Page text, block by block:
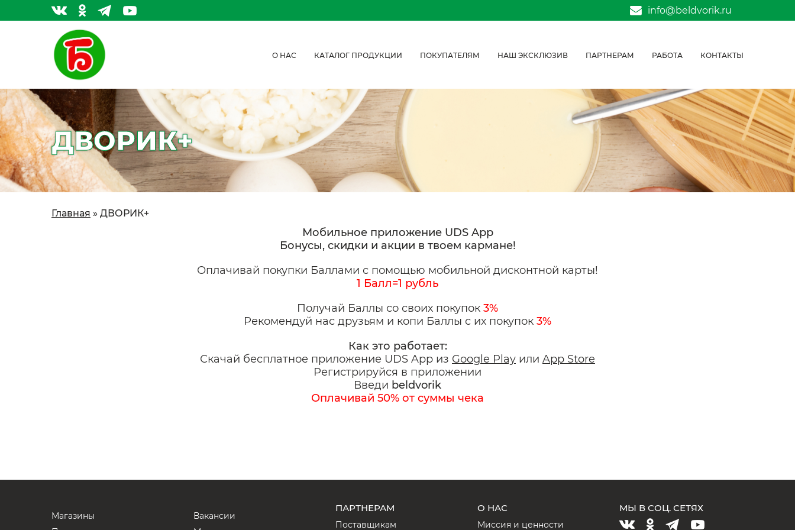
info@beldvorik.ru
О НАС КАТАЛОГ ПРОДУКЦИИ ПОКУПАТЕЛЯМ НАШ ЭКСКЛЮЗИВ ПАРТНЕРАМ РАБОТА КОНТАКТЫ
ДВОРИК+
Главная » ДВОРИК+
Мобильное приложение UDS App
Бонусы, скидки и акции в твоем кармане!
Оплачивай покупки Баллами с помощью мобильной дисконтной карты!
1 Балл=1 рубль
Получай Баллы со своих покупок 3%
Рекомендуй нас друзьям и копи Баллы с их покупок 3%
Как это работает:
Скачай бесплатное приложение UDS App из Google Play или App Store
Регистрируйся в приложении
Введи beldvorik
Оплачивай 50% от суммы чека
Магазины
Вакансии
ПАРТНЕРАМ
Поставщикам
О НАС
Миссия и ценности
МЫ В СОЦ. СЕТЯХ